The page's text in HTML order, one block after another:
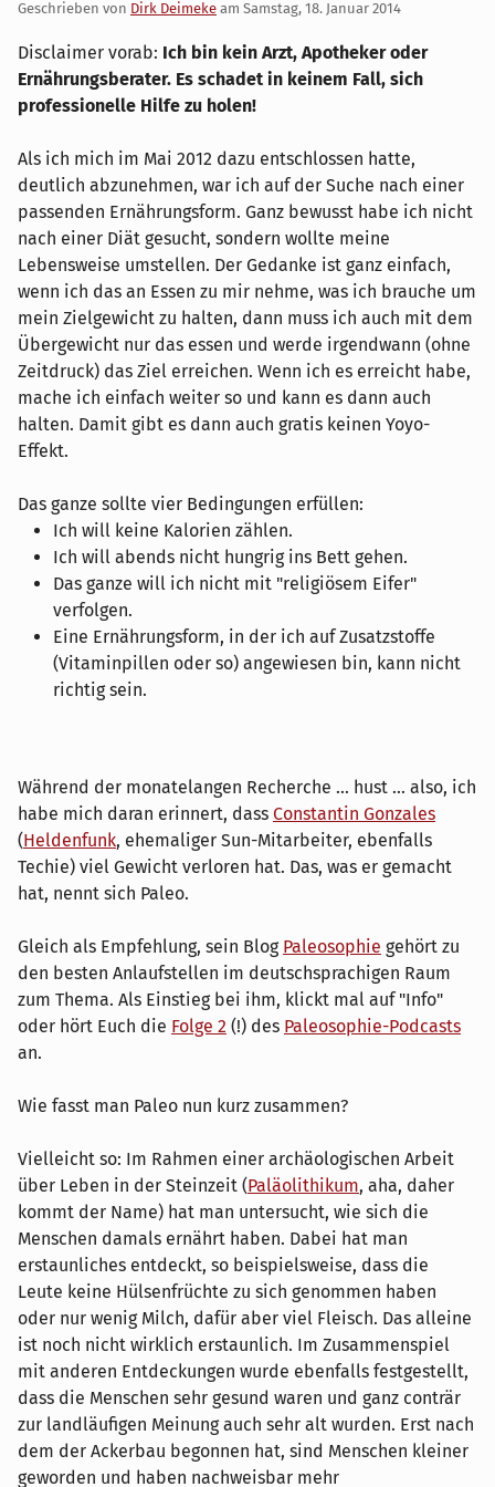
Geschrieben von Dirk Deimeke am Samstag, 18. Januar 2014
Disclaimer vorab: Ich bin kein Arzt, Apotheker oder
Ernährungsberater. Es schadet in keinem Fall, sich
professionelle Hilfe zu holen!
Als ich mich im Mai 2012 dazu entschlossen hatte,
deutlich abzunehmen, war ich auf der Suche nach einer
passenden Ernährungsform. Ganz bewusst habe ich nicht
nach einer Diät gesucht, sondern wollte meine
Lebensweise umstellen. Der Gedanke ist ganz einfach,
wenn ich das an Essen zu mir nehme, was ich brauche um
mein Zielgewicht zu halten, dann muss ich auch mit dem
Übergewicht nur das essen und werde irgendwann (ohne
Zeitdruck) das Ziel erreichen. Wenn ich es erreicht habe,
mache ich einfach weiter so und kann es dann auch
halten. Damit gibt es dann auch gratis keinen Yoyo-
Effekt.
Das ganze sollte vier Bedingungen erfüllen:
Ich will keine Kalorien zählen.
Ich will abends nicht hungrig ins Bett gehen.
Das ganze will ich nicht mit "religiösem Eifer"
verfolgen.
Eine Ernährungsform, in der ich auf Zusatzstoffe
(Vitaminpillen oder so) angewiesen bin, kann nicht
richtig sein.
Während der monatelangen Recherche ... hust ... also, ich
habe mich daran erinnert, dass Constantin Gonzales
(Heldenfunk, ehemaliger Sun-Mitarbeiter, ebenfalls
Techie) viel Gewicht verloren hat. Das, was er gemacht
hat, nennt sich Paleo.
Gleich als Empfehlung, sein Blog Paleosophie gehört zu
den besten Anlaufstellen im deutschsprachigen Raum
zum Thema. Als Einstieg bei ihm, klickt mal auf "Info"
oder hört Euch die Folge 2 (!) des Paleosophie-Podcasts
an.
Wie fasst man Paleo nun kurz zusammen?
Vielleicht so: Im Rahmen einer archäologischen Arbeit
über Leben in der Steinzeit (Paläolithikum, aha, daher
kommt der Name) hat man untersucht, wie sich die
Menschen damals ernährt haben. Dabei hat man
erstaunliches entdeckt, so beispielsweise, dass die
Leute keine Hülsenfrüchte zu sich genommen haben
oder nur wenig Milch, dafür aber viel Fleisch. Das alleine
ist noch nicht wirklich erstaunlich. Im Zusammenspiel
mit anderen Entdeckungen wurde ebenfalls festgestellt,
dass die Menschen sehr gesund waren und ganz conträr
zur landläufigen Meinung auch sehr alt wurden. Erst nach
dem der Ackerbau begonnen hat, sind Menschen kleiner
geworden und haben nachweisbar mehr